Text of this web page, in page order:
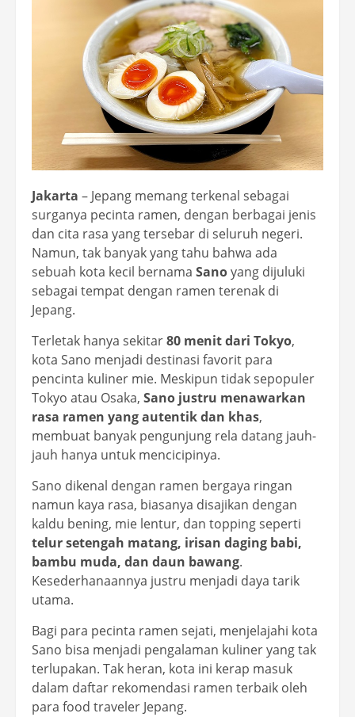
Jakarta – Jepang memang terkenal sebagai
surganya pecinta ramen, dengan berbagai jenis
dan cita rasa yang tersebar di seluruh negeri.
Namun, tak banyak yang tahu bahwa ada
sebuah kota kecil bernama Sanoyang dijuluki
sebagai tempat dengan ramen terenak di
Jepang.
Terletak hanya sekitar80 menit dari Tokyo,
kota Sano menjadi destinasi favorit para
pencinta kuliner mie. Meskipun tidak sepopuler
Tokyo atau Osaka, Sano justru menawarkan
rasa ramen yang autentik dan khas,
membuat banyak pengunjung rela datang jauh-
jauh hanya untuk mencicipinya.
Sano dikenal dengan ramen bergaya ringan
namun kaya rasa, biasanya disajikan dengan
kaldu bening, mie lentur, dan topping seperti
telur setengah matang, irisan daging babi,
bambu muda, dan daun bawang.
Kesederhanaannya justru menjadi daya tarik
utama.
Bagi para pecinta ramen sejati, menjelajahi kota
Sano bisa menjadi pengalaman kuliner yang tak
terlupakan. Tak heran, kota ini kerap masuk
dalam daftar rekomendasi ramen terbaik oleh
para food traveler Jepang.